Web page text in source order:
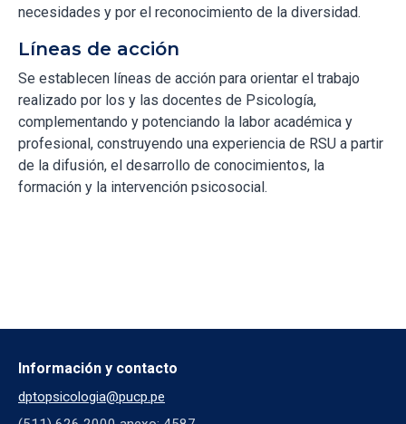
necesidades y por el reconocimiento de la diversidad.
Líneas de acción
Se establecen líneas de acción para orientar el trabajo
realizado por los y las docentes de Psicología,
complementando y potenciando la labor académica y
profesional, construyendo una experiencia de RSU a partir
de la difusión, el desarrollo de conocimientos, la
formación y la intervención psicosocial.
Información y contacto
dptopsicologia@pucp.pe